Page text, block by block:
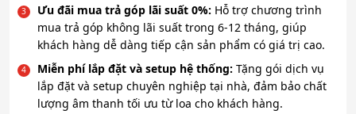
Ưu đãi mua trả góp lãi suất 0%: Hỗ trợ chương trình
mua trả góp không lãi suất trong 6-12 tháng, giúp
khách hàng dễ dàng tiếp cận sản phẩm có giá trị cao.
Miễn phí lắp đặt và setup hệ thống: Tặng gói dịch vụ
lắp đặt và setup chuyên nghiệp tại nhà, đảm bảo chất
lượng âm thanh tối ưu từ loa cho khách hàng.